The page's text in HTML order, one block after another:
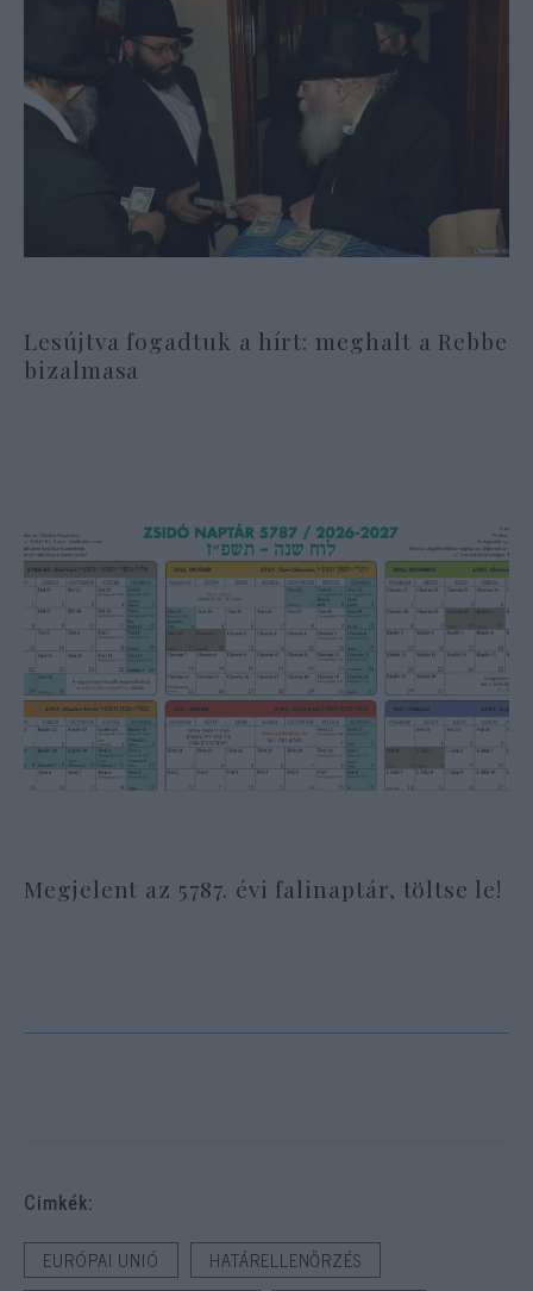
Lesújtva fogadtuk a hírt: meghalt a Rebbe
bizalmasa
Megjelent az 5787. évi falinaptár, töltse le!
Cimkék:
EURÓPAI UNIÓ
HATÁRELLENŐRZÉS